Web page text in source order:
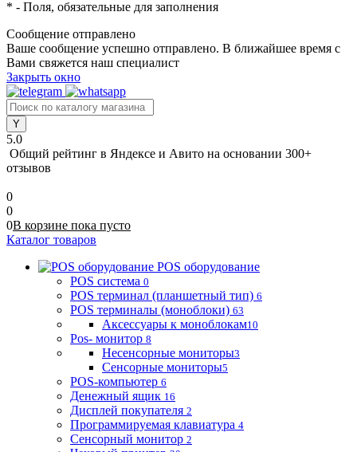
* - Поля, обязательные для заполнения
Сообщение отправлено
Ваше сообщение успешно отправлено. В ближайшее время с
Вами свяжется наш специалист
Закрыть окно
5.0
Общий рейтинг в Яндексе и Авито на основании 300+
отзывов
0
0
0В корзине пока пусто
Каталог товаров
POS оборудование
POS система 0
POS терминал (планшетный тип) 6
POS терминалы (моноблоки) 63
Аксессуары к моноблокам10
Pos- монитор 8
Несенсорные мониторы3
Сенсорные мониторы5
POS-компьютер 6
Денежный ящик 16
Дисплей покупателя 2
Программируемая клавиатура 4
Сенсорный монитор 2